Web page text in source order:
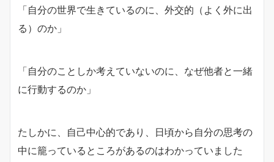
「自分の世界で生きているのに、外交的（よく外に出
る）のか」
「自分のことしか考えていないのに、なぜ他者と一緒
に行動するのか」
たしかに、自己中心的であり、日頃から自分の思考の
中に籠っているところがあるのはわかっていました